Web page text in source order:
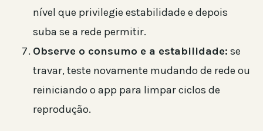
nível que privilegie estabilidade e depois
suba se a rede permitir.
Observe o consumo e a estabilidade: se
travar, teste novamente mudando de rede ou
reiniciando o app para limpar ciclos de
reprodução.